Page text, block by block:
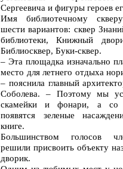
Сергеевича и фигуры героев
Имя библиотечному
шести вариантов: сквер
библиотеки, Книжный
Библиосквер, Буки-сквер.
– Эта площадка изначально
место для летнего отдыха
– пояснила главный
Соболева. – Поэтому мы
скамейки и фонари, а со
появятся зеленые
книге.
Большинством голосов
решили присвоить объекту
дворик.